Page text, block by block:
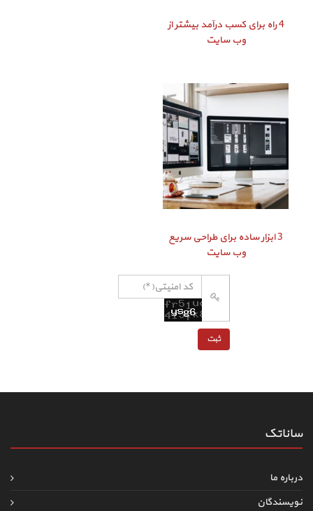
4 راه برای کسب درآمد بیشتر از
وب سایت
3 ابزار ساده برای طراحی سریع
وب سایت
ساناتک
درباره ما
نویسندگان